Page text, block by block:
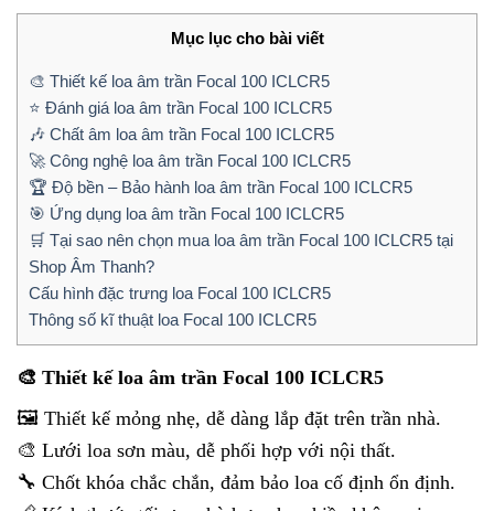
Mục lục cho bài viết
🎨 Thiết kế loa âm trần Focal 100 ICLCR5
⭐ Đánh giá loa âm trần Focal 100 ICLCR5
🎶 Chất âm loa âm trần Focal 100 ICLCR5
🚀 Công nghệ loa âm trần Focal 100 ICLCR5
🏆 Độ bền – Bảo hành loa âm trần Focal 100 ICLCR5
🎯 Ứng dụng loa âm trần Focal 100 ICLCR5
🛒 Tại sao nên chọn mua loa âm trần Focal 100 ICLCR5 tại
Shop Âm Thanh?
Cấu hình đặc trưng loa Focal 100 ICLCR5
Thông số kĩ thuật loa Focal 100 ICLCR5
🎨 Thiết kế loa âm trần Focal 100 ICLCR5
🖼️ Thiết kế mỏng nhẹ, dễ dàng lắp đặt trên trần nhà.
🎨 Lưới loa sơn màu, dễ phối hợp với nội thất.
🔧 Chốt khóa chắc chắn, đảm bảo loa cố định ổn định.